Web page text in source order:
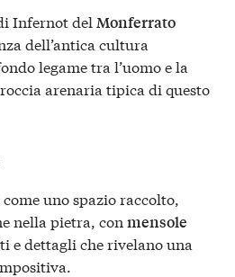
Infernot del Monferrato
dell’antica cultura
legame tra l’uomo e la
arenaria tipica di questo
uno spazio raccolto,
nella pietra, con mensole
e dettagli che rivelano una